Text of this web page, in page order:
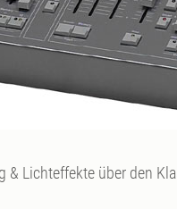
& Lichteffekte über den